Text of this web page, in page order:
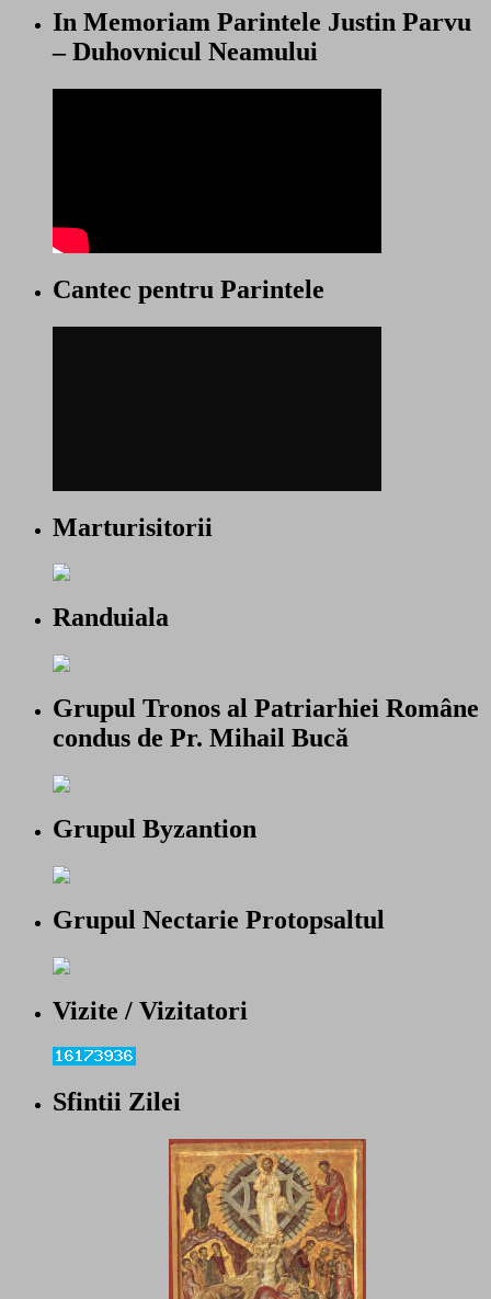
In Memoriam Parintele Justin Parvu
– Duhovnicul Neamului
Cantec pentru Parintele
Marturisitorii
Randuiala
Grupul Tronos al Patriarhiei Române
condus de Pr. Mihail Bucă
Grupul Byzantion
Grupul Nectarie Protopsaltul
Vizite / Vizitatori
Sfintii Zilei